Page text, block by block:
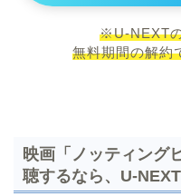
※U-NEXT
無料期間の解約
映画「ノッティング
聴するなら、U-